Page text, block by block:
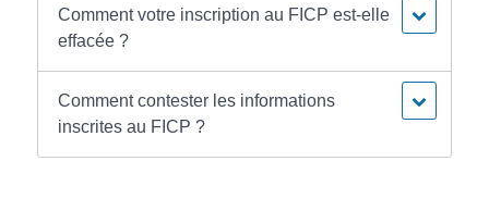
Comment votre inscription au FICP est-elle
effacée ?
Comment contester les informations
inscrites au FICP ?